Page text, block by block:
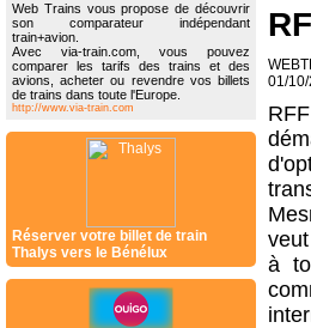
Web Trains vous propose de découvrir
son comparateur indépendant
train+avion.
Avec via-train.com, vous pouvez
comparer les tarifs des trains et des
avions, acheter ou revendre vos billets
de trains dans toute l'Europe.
http://www.via-train.com
Réserver votre billet de train
Thalys vers le Bénélux
01/
à